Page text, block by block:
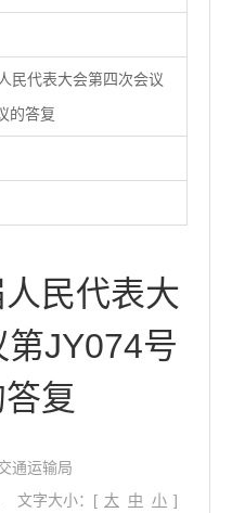
民代表大会第四次会议
的答复
民代表大
JY074号
复
通运输局
文字大小：[ 大 中 小 ]